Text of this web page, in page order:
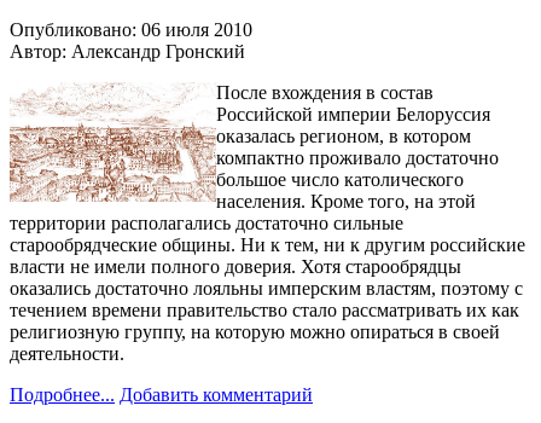
Опубликовано: 06 июля 2010
Автор: Александр Гронский
После вхождения в состав
Российской империи Белоруссия
оказалась регионом, в котором
компактно проживало достаточно
большое число католического
населения. Кроме того, на этой
территории располагались достаточно сильные
старообрядческие общины. Ни к тем, ни к другим российские
власти не имели полного доверия. Хотя старообрядцы
оказались достаточно лояльны имперским властям, поэтому с
течением времени правительство стало рассматривать их как
религиозную группу, на которую можно опираться в своей
деятельности.
Подробнее... Добавить комментарий